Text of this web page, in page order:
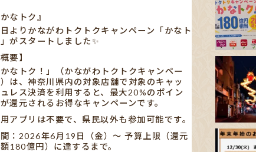
かなトク』
よりかながわトクトクキャンペーン「かなト
がスタートしました✨
概要】
かなトク！」（かながわトクトクキャンペー
は、神奈川県内の対象店舗で対象のキャッ
レス決済を利用すると、最大20%のポイン
が還元されるお得なキャンペーンです。
アプリは不要で、県民以外も参加可能です。
：2026年6月19日（金）〜 予算上限（還元
180億円）に達するまで。